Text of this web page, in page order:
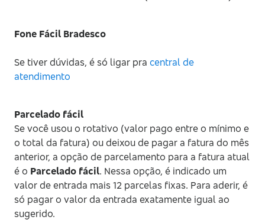
Cartão
Reemissão do
Cartão
Atualização
Fone Fácil Bradesco
Se tiver dúvidas, é só ligar pra central de
atendimento
Parcelado fácil
Se você usou o rotativo (valor pago entre o mínimo e
o total da fatura) ou deixou de pagar a fatura do mês
anterior, a opção de parcelamento para a fatura atual
é o Parcelado fácil. Nessa opção, é indicado um
valor de entrada mais 12 parcelas fixas. Para aderir, é
só pagar o valor da entrada exatamente igual ao
sugerido.